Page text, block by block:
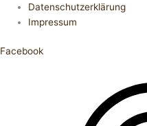
Datenschutzerklärung
Impressum
Facebook